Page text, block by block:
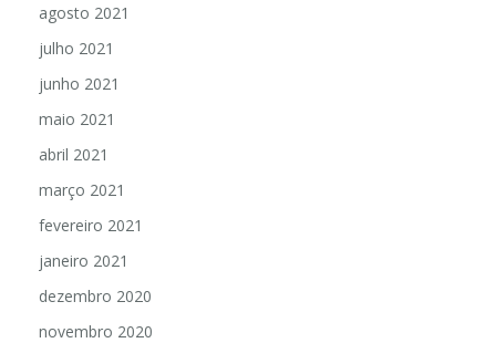
agosto 2021
julho 2021
junho 2021
maio 2021
abril 2021
março 2021
fevereiro 2021
janeiro 2021
dezembro 2020
novembro 2020